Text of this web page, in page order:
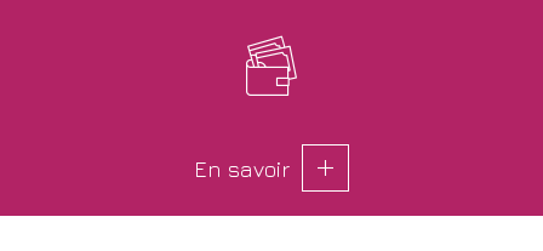
En savoir